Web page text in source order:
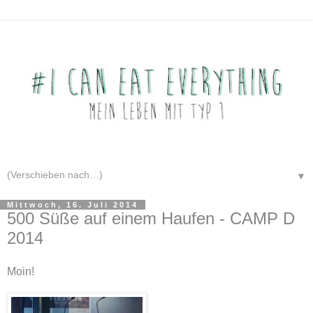
▼
Mittwoch, 16. Juli 2014
500 Süße auf einem Haufen - CAMP D
2014
Moin!